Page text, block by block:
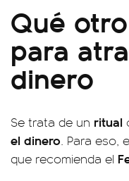
Qué
para
dinero
Se trata de un ritual
el dinero. Para eso,
que recomienda el